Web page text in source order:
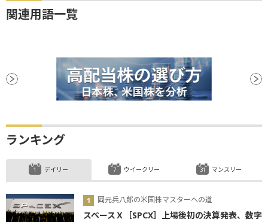
関連用語一覧
ランキング
デイリー
岡元兵八郎の米国株マスターへの道
スペースＸ［SPCX］上場後初の決算発表、数字
ウイークリー マンスリー